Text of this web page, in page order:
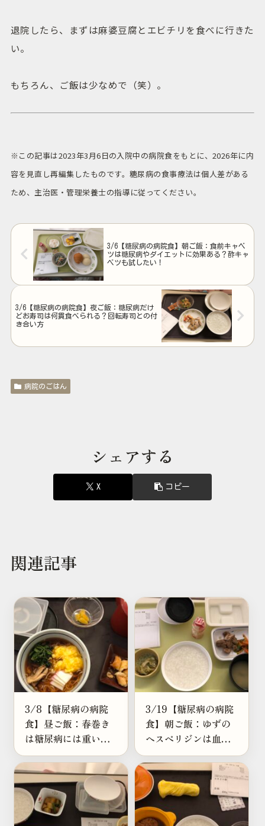
退院したら、まずは麻婆豆腐とエビチリを食べに行きた
い。
もちろん、ご飯は少なめで（笑）。
※この記事は2023年3月6日の入院中の病院食をもとに、2026年に内
容を見直し再編集したものです。糖尿病の食事療法は個人差がある
ため、主治医・管理栄養士の指導に従ってください。
3/6【糖尿病の病院食】朝ご飯：食前キャベ
ツは糖尿病やダイエットに効果ある？酢キャ
ベツも試したい！
3/6【糖尿病の病院食】夜ご飯：糖尿病だけ
どお寿司は何貫食べられる？回転寿司との付
き合い方
病院のごはん
シェアする
X コピー
関連記事
3/8【糖尿病の病院
食】昼ご飯：春巻き
は糖尿病には重い？
小豆島そうめんも調
べてみた
3/19【糖尿病の病院
食】朝ご飯：ゆずの
ヘスペリジンは血流
や頭皮に良い？退院
後の食事に取り入れ
たい